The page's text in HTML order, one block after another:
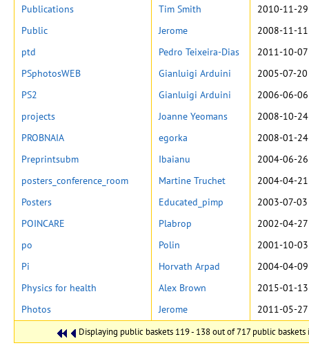
Displaying public baskets 119 - 138 out of 717 public baskets
Publications
Tim Smith
2010-11-
Public
Jerome
2008-11-
ptd
Pedro Teixeira-Dias
2011-10-
PSphotosWEB
Gianluigi Arduini
2005-07-
PS2
Gianluigi Arduini
2006-06-
projects
Joanne Yeomans
2008-10-
PROBNAIA
egorka
2008-01-
Preprintsubm
Ibaianu
2004-06-
posters_conference_room
Martine Truchet
2004-04-
Posters
Educated_pimp
2003-07-
POINCARE
Plabrop
2002-04-
po
Polin
2001-10-
Pi
Horvath Arpad
2004-04-
Physics for health
Alex Brown
2015-01-
Photos
Jerome 2011-05-